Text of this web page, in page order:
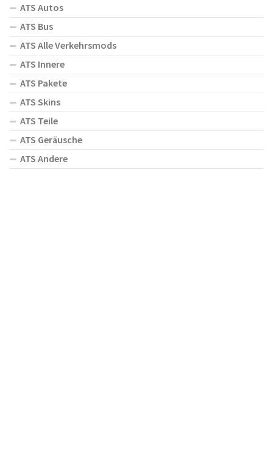
ATS Autos
ATS Bus
ATS Alle Verkehrsmods
ATS Innere
ATS Pakete
ATS Skins
ATS Teile
ATS Geräusche
ATS Andere